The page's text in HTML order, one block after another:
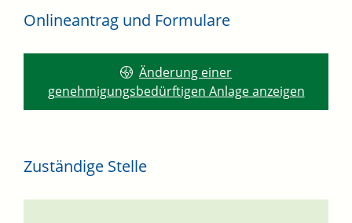
Onlineantrag und Formulare
Änderung einer
genehmigungsbedürftigen Anlage anzeigen
Zuständige Stelle